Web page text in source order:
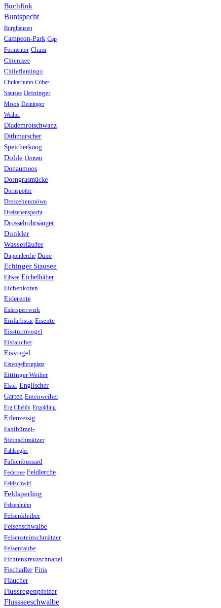
Buchfink
Buntspecht
Burghausen
Campeon-Park Cap
Formentor Cham
Chiemsee
Chileflamingo
Chukarhuhn Cúber-
Stausee Deininger
Moos Deininger
Weiher
Diademrotschwanz
Dithmarscher
Speicherkoog
Dohle Donau
Donaumoos
Dorngrasmücke
Dornspötter
Dreizehenmöwe
Dreizehenspecht
Drosselrohrsänger
Dunkler
Wasserläufer
Dupontlerche Düne
Echinger Stausee
Eibsee Eichelhäher
Eichenkofen
Eiderente
Eidersperrwerk
Einfarbstar Eisente
Eissturmvogel
Eistaucher
Eisvogel
Eisvogelbrutplatz
Eittinger Weiher
Elster Englischer
Garten Entenweiher
Erg Chebbi Ergolding
Erlenzeisig
Fahlbürzel-
Steinschmätzer
Fahlsegler
Falkenbussard
Federsee Feldlerche
Feldschwirl
Feldsperling
Felsenhuhn
Felsenkleiber
Felsenschwalbe
Felsensteinschmätzer
Felsentaube
Fichtenkreuzschnabel
Fischadler Fitis
Flaucher
Flussregenpfeifer
Flussseeschwalbe